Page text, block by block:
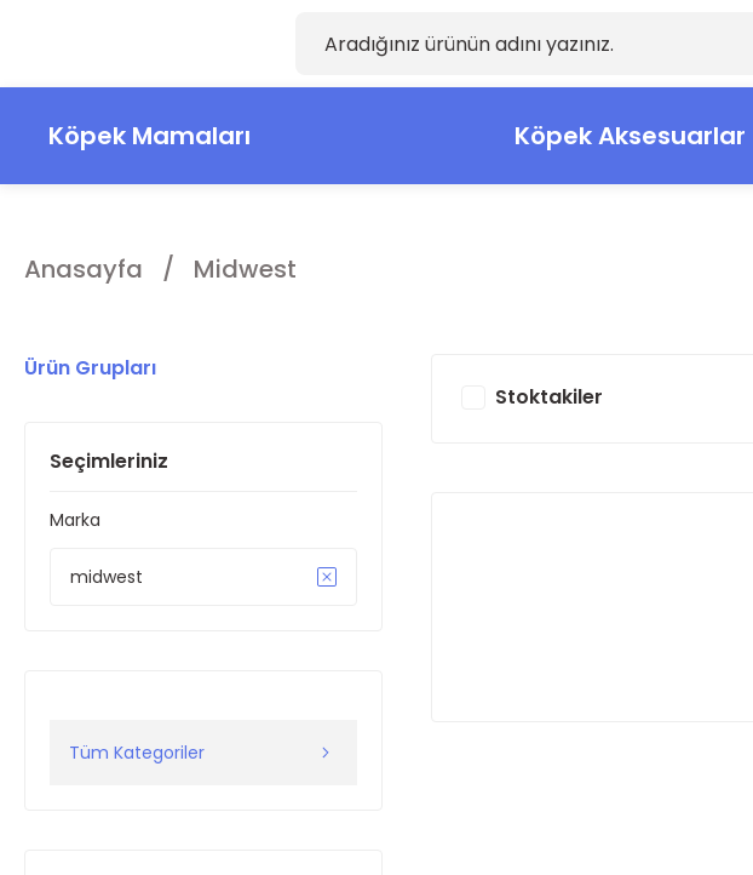
Köpek Mamaları Köpek Aksesuarlar
Anasayfa Midwest
Ürün Grupları
Seçimleriniz
Marka
midwest
Tüm Kategoriler
Stoktakiler